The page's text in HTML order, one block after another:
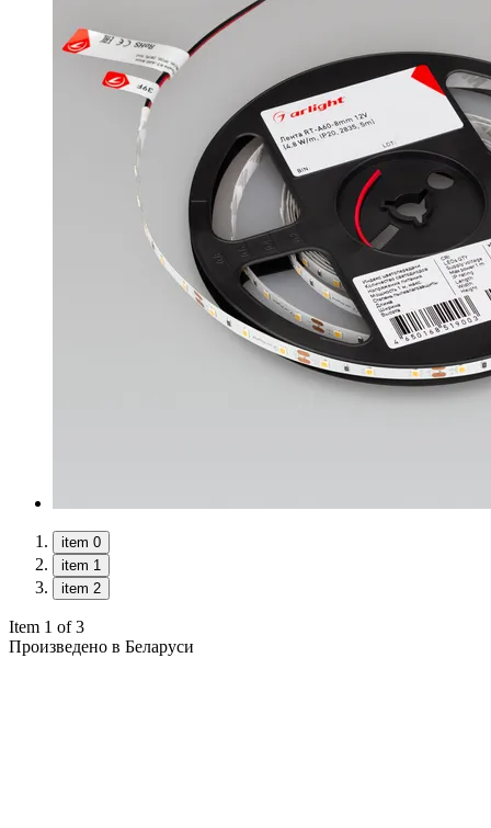
item 0
item 1
item 2
Item 1 of 3
Произведено в Беларуси